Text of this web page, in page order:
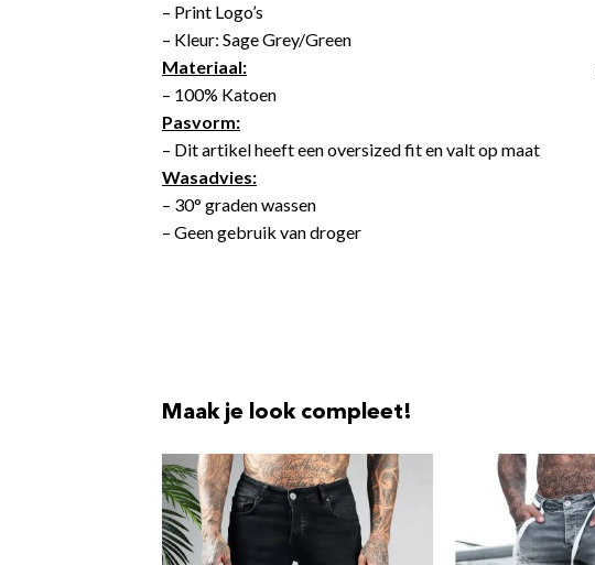
– Print Logo’s
– Kleur: Sage Grey/Green
Materiaal:
– 100% Katoen
Pasvorm:
– Dit artikel heeft een oversized fit en valt op maat
Wasadvies:
– 30° graden wassen
– Geen gebruik van droger
Maak je look compleet!